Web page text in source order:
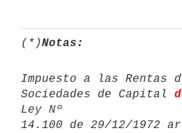
(*)Notas:
Impuesto a las Rentas
Sociedades de Capital
Ley Nº
14.100 de 29/12/1972